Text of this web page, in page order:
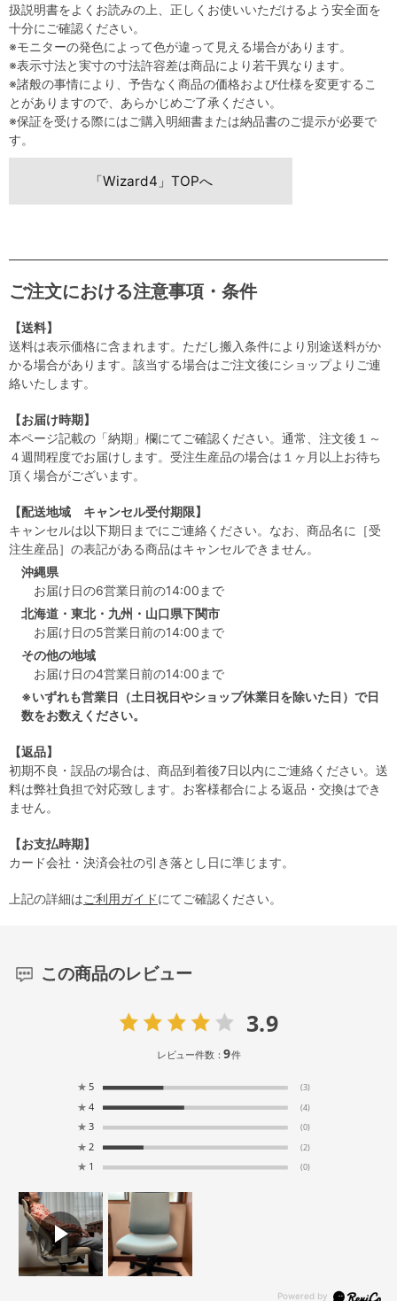
扱説明書をよくお読みの上、正しくお使いいただけるよう安全面を
十分にご確認ください。
※モニターの発色によって色が違って見える場合があります。
※表示寸法と実寸の寸法許容差は商品により若干異なります。
※諸般の事情により、予告なく商品の価格および仕様を変更するこ
とがありますので、あらかじめご了承ください。
※保証を受ける際にはご購入明細書または納品書のご提示が必要で
す。
「Wizard4」TOPへ
ご注文における注意事項・条件
【送料】
送料は表示価格に含まれます。ただし搬入条件により別途送料がか
かる場合があります。該当する場合はご注文後にショップよりご連
絡いたします。
【お届け時期】
本ページ記載の「納期」欄にてご確認ください。通常、注文後１～
４週間程度でお届けします。受注生産品の場合は１ヶ月以上お待ち
頂く場合がございます。
【配送地域 キャンセル受付期限】
キャンセルは以下期日までにご連絡ください。なお、商品名に［受
注生産品］の表記がある商品はキャンセルできません。
沖縄県
お届け日の6営業日前の14:00まで
北海道・東北・九州・山口県下関市
お届け日の5営業日前の14:00まで
その他の地域
お届け日の4営業日前の14:00まで
※いずれも営業日（土日祝日やショップ休業日を除いた日）で日
数をお数えください。
【返品】
初期不良・誤品の場合は、商品到着後7日以内にご連絡ください。送
料は弊社負担で対応致します。お客様都合による返品・交換はでき
ません。
【お支払時期】
カード会社・決済会社の引き落とし日に準じます。
上記の詳細はご利用ガイドにてご確認ください。
この商品のレビュー
3.9
レビュー件数：9件
★ 5 (3)
★ 4 (4)
★ 3 (0)
★ 2 (2)
★ 1 (0)